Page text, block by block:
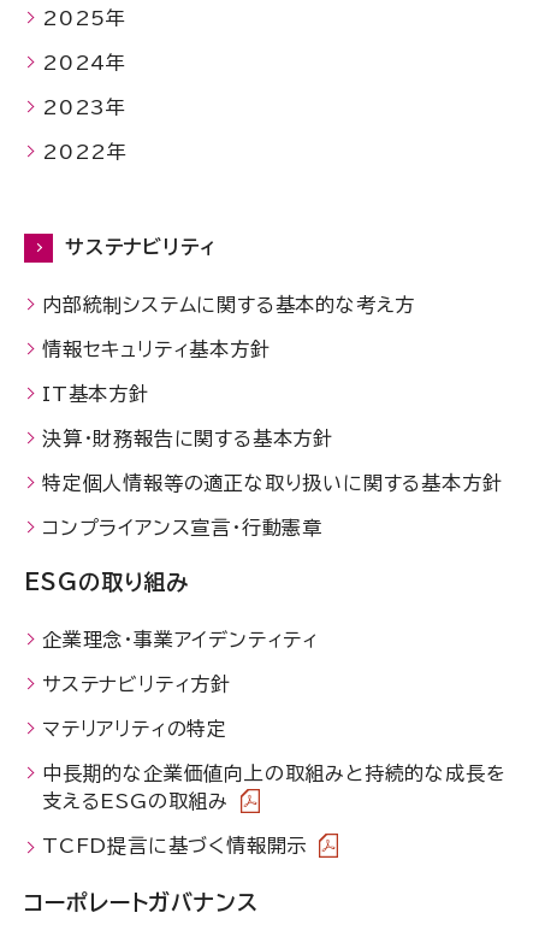
2025年
2024年
2023年
2022年
サステナビリティ
内部統制システムに関する基本的な考え方
情報セキュリティ基本方針
IT基本方針
決算・財務報告に関する基本方針
特定個人情報等の適正な取り扱いに関する基本方針
コンプライアンス宣言・行動憲章
ESGの取り組み
企業理念・事業アイデンティティ
サステナビリティ方針
マテリアリティの特定
中長期的な企業価値向上の取組みと持続的な成長を
支えるESGの取組み
TCFD提言に基づく情報開示
コーポレートガバナンス